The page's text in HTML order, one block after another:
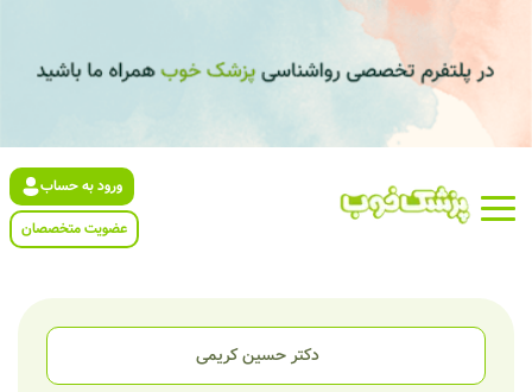
ورود به حساب
عضویت متخصصان
دکتر حسین کریمی